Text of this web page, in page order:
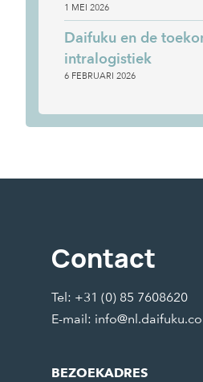
1 MEI 2026
Daifuku en de
intralogistiek
6 FEBRUARI 2026
Contact
Tel: +31 (0) 85 7608620
E-mail:
BEZOEKADRES